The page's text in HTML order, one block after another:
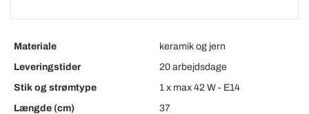
Materiale
keramik og jern
Leveringstider
20 arbejdsdage
Stik og strømtype
1 x max 42 W - E14
Længde (cm)
37